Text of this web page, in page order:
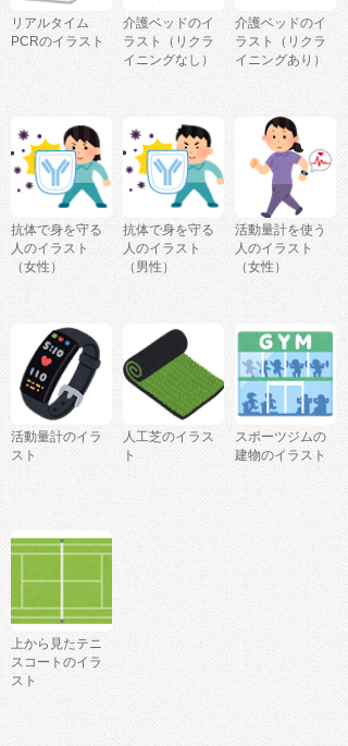
リアルタイム
PCRのイラスト
介護ベッドのイ
ラスト（リクラ
イニングなし）
介護ベッドのイ
ラスト（リクラ
イニングあり）
抗体で身を守る
人のイラスト
（女性）
抗体で身を守る
人のイラスト
（男性）
活動量計を使う
人のイラスト
（女性）
活動量計のイラ
スト
人工芝のイラス
ト
スポーツジムの
建物のイラスト
上から見たテニ
スコートのイラ
スト